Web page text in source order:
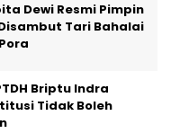
Dewi Resmi Pimpin
Tari Bahalai
Briptu Indra
Tidak Boleh